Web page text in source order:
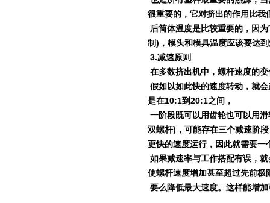
很重要的，它对挤出的作用比我
后筒体温度是比较重要的，因
制) ，模头和模具温度应该要达
3.减速原则
在多数挤出机中，螺杆速度的
假如以如此快的速度转动，就
是在10:1到20:1之间，
一阶段既可以用齿轮也可以用
双螺杆) ，可能存在三个减速阶
更快的速度运行，因此就需要
如果减速率与工作搭配有误，
使螺杆速度增加甚至超过先前极
要么降低最大速度。这样能增